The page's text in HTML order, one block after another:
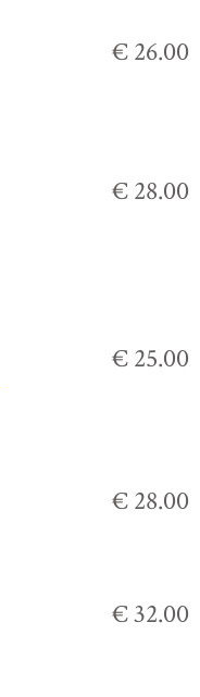
€ 26.00
€ 28.00
€ 25.00
€ 28.00
€ 32.00